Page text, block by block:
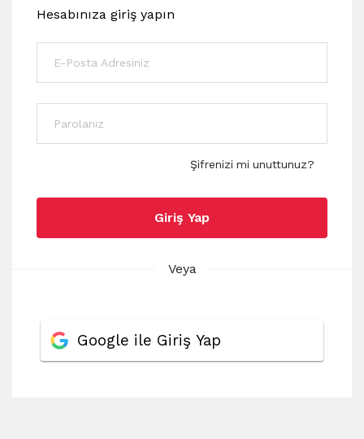
Hesabınıza giriş yapın
Şifrenizi mi unuttunuz?
Giriş Yap
Veya
Google ile Giriş Yap